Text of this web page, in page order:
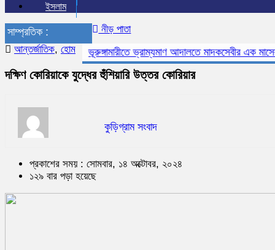
ইসলাম
সাম্প্রতিক :
ভূরুঙ্গামারীতে ভ্রাম্যমাণ আদালতে মাদকসেবীর এক মাসের
নীড় পাতা
আন্তর্জাতিক, হোম
দক্ষিণ কোরিয়াকে যুদ্ধের হুঁশিয়ারি উত্তর কোরিয়ার
কুড়িগ্রাম সংবাদ
প্রকাশের সময় : সোমবার, ১৪ অক্টোবর, ২০২৪
১২৯ বার পড়া হয়েছে